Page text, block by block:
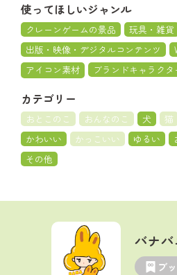
使ってほしいジャンル
クレーンゲームの景品
玩具・雑貨
出版・映像・デジタルコンテンツ
アイコン素材
ブランドキャラクタ
カテゴリー
おとこのこ おんなのこ 犬 猫
かわいい
かっこいい ゆるい
その他
バナバ
ブ